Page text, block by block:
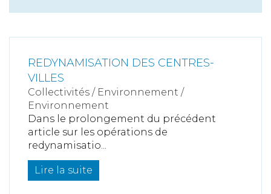
REDYNAMISATION DES CENTRES-
VILLES
Collectivités / Environnement /
Environnement
Dans le prolongement du précédent
article sur les opérations de
redynamisatio...
Lire la suite